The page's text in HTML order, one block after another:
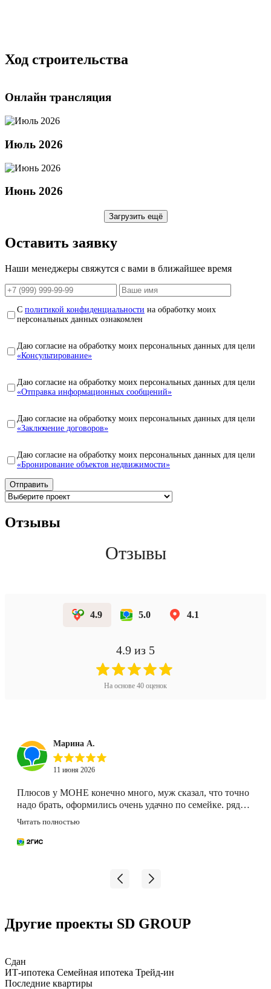
Ход строительства
Онлайн трансляция
Июль 2026
Июнь 2026
Загрузить ещё
Оставить заявку
Наши менеджеры свяжутся с вами в ближайшее время
С политикой конфиденциальности на обработку моих
персональных данных ознакомлен
Даю согласие на обработку моих персональных данных для цели
«Консультирование»
Даю согласие на обработку моих персональных данных для цели
«Отправка информационных сообщений»
Даю согласие на обработку моих персональных данных для цели
«Заключение договоров»
Даю согласие на обработку моих персональных данных для цели
«Бронирование объектов недвижимости»
Отзывы
Отзывы
4.9 5.0 4.1
4.9 из 5
На основе 40 оценок
Марина А.
11 июня 2026
Плюсов у МОНЕ конечно много, муж сказал, что точно
надо брать, оформились очень удачно по семейке. рядом
парк, на территории тоже двор хороший будет, еще и
остановились на этом варианте.
Читать полностью
Другие проекты SD GROUP
Сдан
ИТ-ипотека Семейная ипотека Трейд-ин
Последние квартиры